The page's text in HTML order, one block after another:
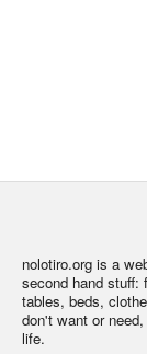
nolotiro.org is a
second hand stuff:
tables, beds,
don't want or
life.